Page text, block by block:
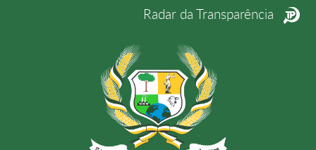
Radar da Transparência